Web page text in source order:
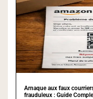
Arnaque aux faux
frauduleux : Guide